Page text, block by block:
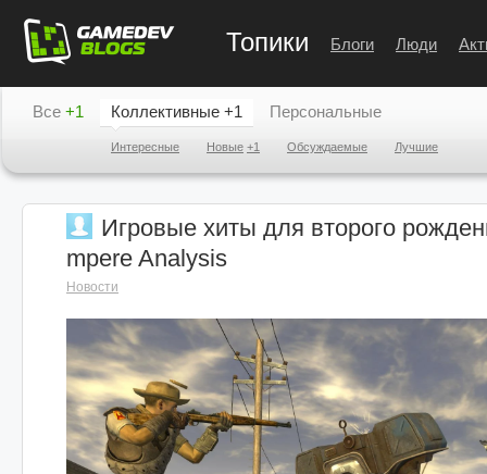
Топики Блоги Люди
Все +1 Коллективные +1
Интересные Новые +1 Обсуждаемые Лучшие
Персональные
Игровые хиты для второго
mpere Analysis
Новости